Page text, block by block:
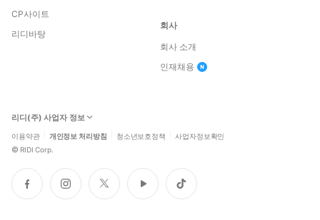
CP사이트
리디바탕
회사
회사 소개
인재채용
리디(주) 사업자 정보
이용약관 개인정보 처리방침 청소년보호정책 사업자정보확인
© RIDI Corp.
페
이
인
스
트
위
유
튜
틱
톡